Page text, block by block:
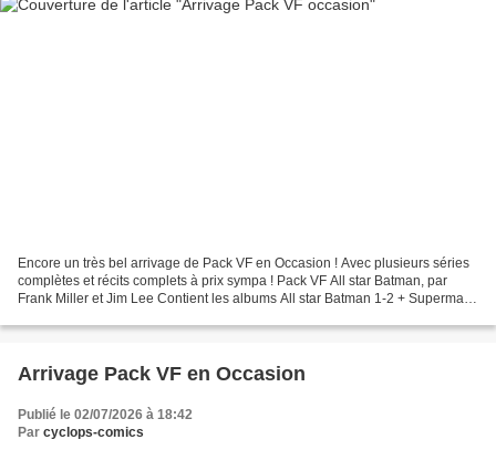
Encore un très bel arrivage de Pack VF en Occasion ! Avec plusieurs séries
complètes et récits complets à prix sympa ! Pack VF All star Batman, par
Frank Miller et Jim Lee Contient les albums All star Batman 1-2 + Superman
Arrivage Pack VF en Occasion
Publié le 02/07/2026 à 18:42
Par cyclops-comics